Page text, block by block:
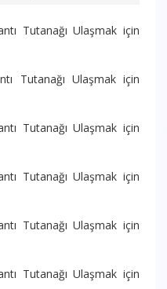
TutanağıUlaşmak için
Tutanağı Ulaşmak için
Tutanağı Ulaşmak için
Tutanağı Ulaşmak için
Tutanağı Ulaşmak için
Tutanağı Ulaşmak için